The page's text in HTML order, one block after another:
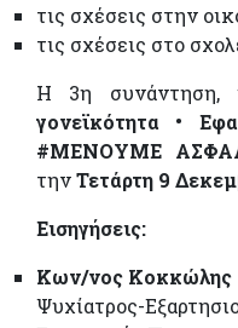
τις σχέσεις στην
τις σχέσεις στο
Η 3η συνάντηση,
γονεϊκότητα •
#ΜΕΝΟΥΜΕ
τηνΤετάρτη 9
Εισηγήσεις:
Κων/νος Κοκκώλης
Ψυχίατρος-